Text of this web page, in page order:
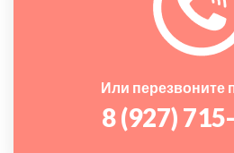
Или перезвоните
8 (927)